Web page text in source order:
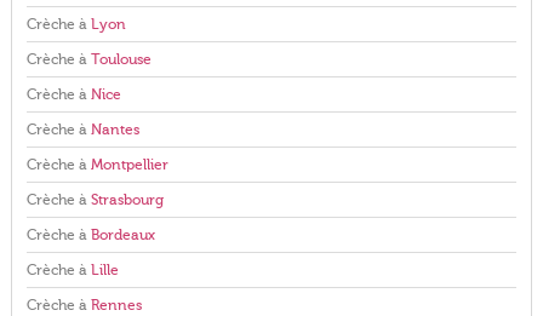
Crèche à Lyon
Crèche à Toulouse
Crèche à Nice
Crèche à Nantes
Crèche à Montpellier
Crèche à Strasbourg
Crèche à Bordeaux
Crèche à Lille
Crèche à Rennes